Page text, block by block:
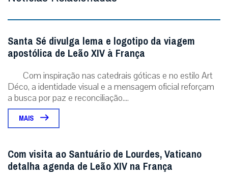
Santa Sé divulga lema e logotipo da viagem
apostólica de Leão XIV à França
Com inspiração nas catedrais góticas e no estilo Art
Déco, a identidade visual e a mensagem oficial reforçam
a busca por paz e reconciliação....
MAIS
Com visita ao Santuário de Lourdes, Vaticano
detalha agenda de Leão XIV na França